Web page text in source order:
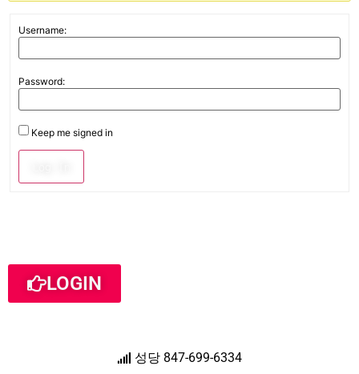
Username:
Password:
Keep me signed in
LOGIN
성당 847-699-6334